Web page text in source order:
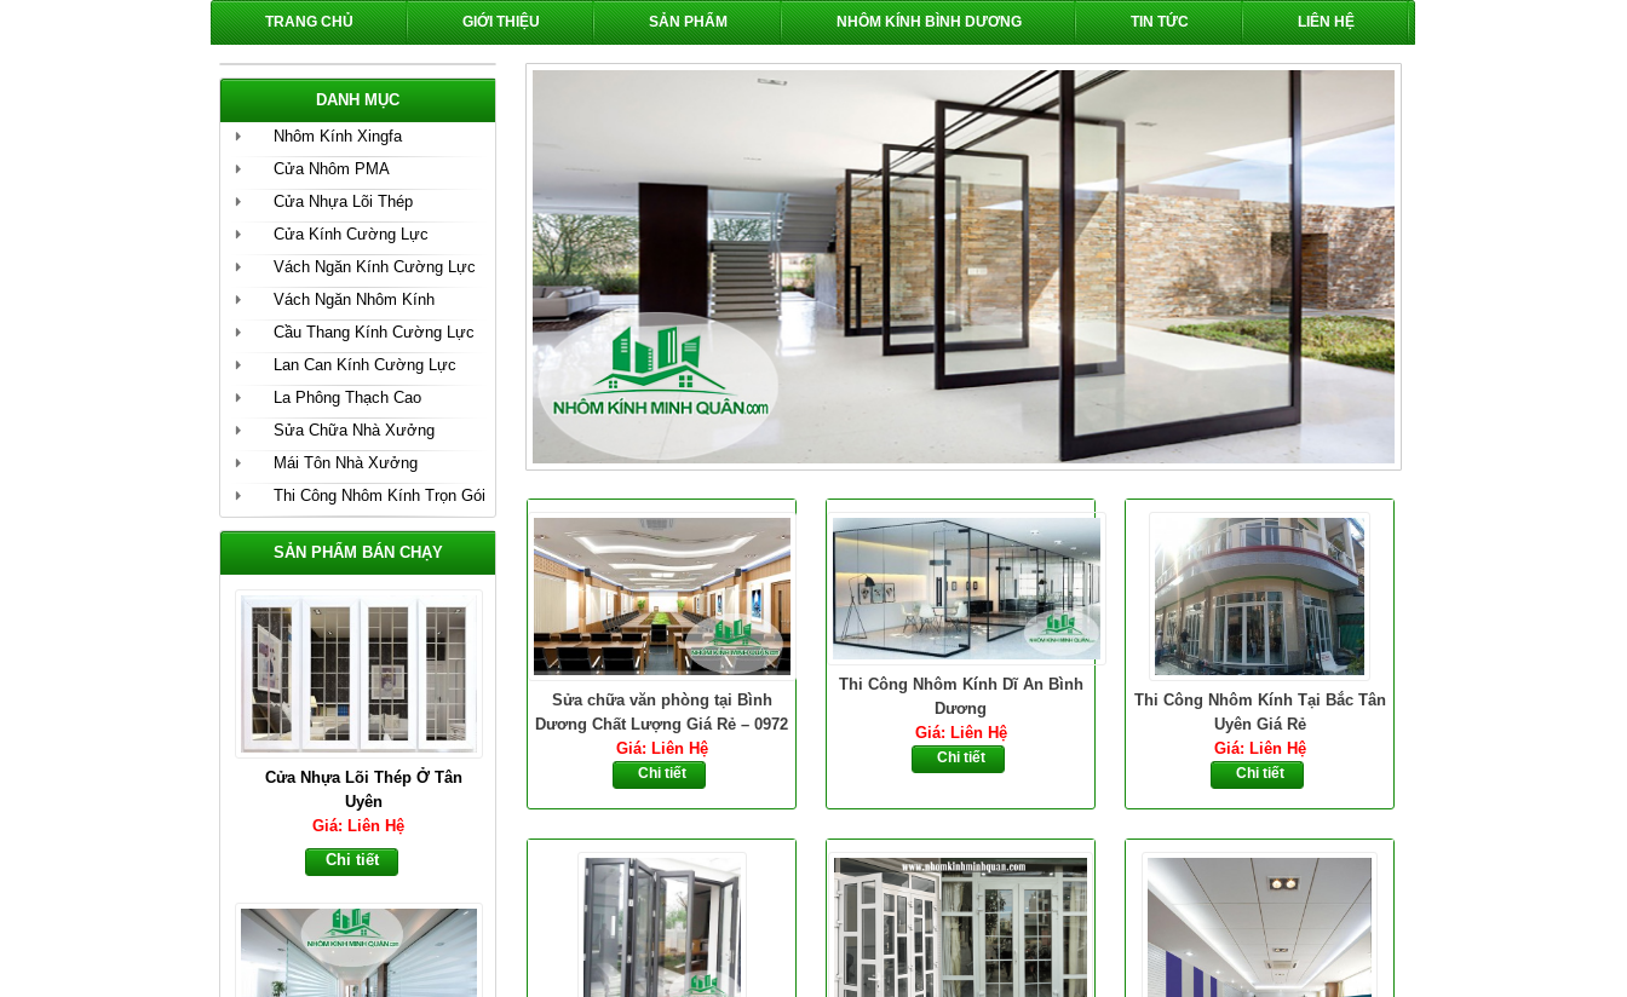
TRANG CHỦ GIỚI THIỆU SẢN PHẨM NHÔM KÍNH BÌNH DƯƠNG TIN TỨC LIÊN HỆ
Sửa chữa văn phòng tại Bình
Dương Chất Lượng Giá Rẻ – 0972
134 785
Giá: Liên Hệ
Chi tiết
Thi Công Nhôm Kính Dĩ An Bình
Dương
Giá: Liên Hệ
Chi tiết
Thi Công Nhôm Kính Tại Bắc Tân
Uyên Giá Rẻ
Giá: Liên Hệ
Chi tiết
DANH MỤC
Nhôm Kính Xingfa
Cửa Nhôm PMA
Cửa Nhựa Lõi Thép
Cửa Kính Cường Lực
Vách Ngăn Kính Cường Lực
Vách Ngăn Nhôm Kính
Cầu Thang Kính Cường Lực
Lan Can Kính Cường Lực
La Phông Thạch Cao
Sửa Chữa Nhà Xưởng
Mái Tôn Nhà Xưởng
Thi Công Nhôm Kính Trọn Gói
SẢN PHẨM BÁN CHẠY
Cửa Nhựa Lõi Thép Ở Tân
Uyên
Giá: Liên Hệ
Chi tiết